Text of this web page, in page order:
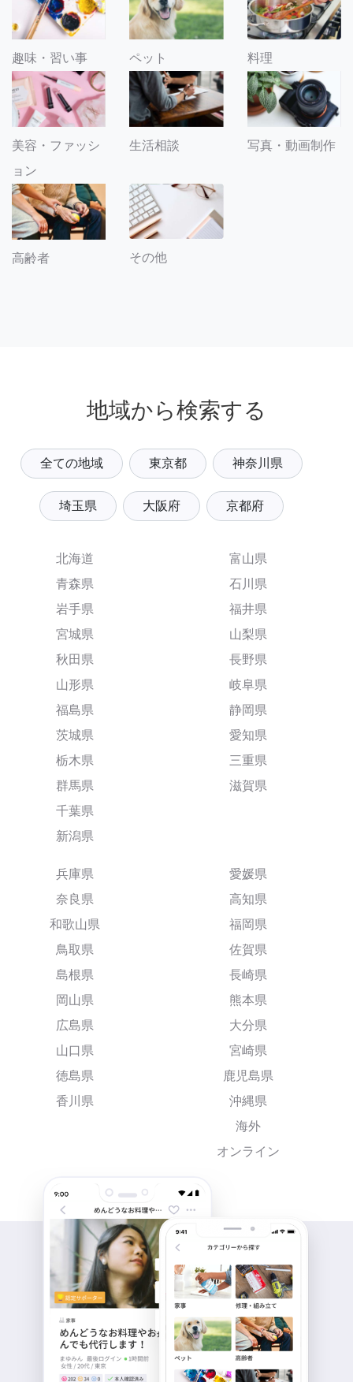
趣味・習い事 ペット 料理
美容・ファッシ
ョン
生活相談 写真・動画制作
高齢者 その他
地域から検索する
全ての地域 東京都 神奈川県
埼玉県 大阪府 京都府
北海道
青森県
岩手県
宮城県
秋田県
山形県
福島県
茨城県
栃木県
群馬県
千葉県
新潟県
富山県
石川県
福井県
山梨県
長野県
岐阜県
静岡県
愛知県
三重県
滋賀県
兵庫県
奈良県
和歌山県
鳥取県
島根県
岡山県
広島県
山口県
徳島県
香川県
愛媛県
高知県
福岡県
佐賀県
長崎県
熊本県
大分県
宮崎県
鹿児島県
沖縄県
海外
オンライン